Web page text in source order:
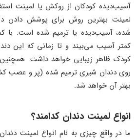
آسیب‌دیده کودکان از روکش یا لمینت
لمینت بهترین روش برای پوشش دادن
شده، آسیب‌دیده یا ترمیم شده است. با
کمتر آسیب می‌بیند و تا زمانی که این
کودک ظاهر زیبایی خواهد داشت. همچنین
روی دندان شیری ترمیم شده (پر و عصب
بهتر آن خواهد شد.
انواع لمینت دندان کدامند؟
ما در واقع چیزی به نام انواع لمینت